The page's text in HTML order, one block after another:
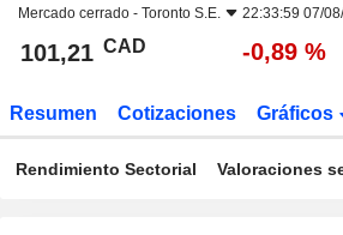
Mercado cerrado - Toronto S.E. 22:33:59 07/
101,21 CAD -0,89 %
Resumen Cotizaciones Gráficos
Rendimiento Sectorial Valoraciones